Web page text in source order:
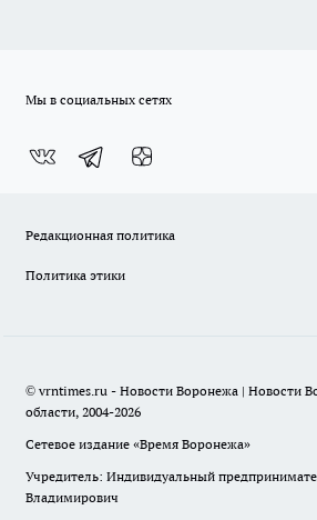
Мы в социальных сетях
Редакционная политика
Политика этики
© vrntimes.ru - Новости Воронежа | Новости
области, 2004-2026
Сетевое издание «Время Воронежа»
Учредитель: Индивидуальный
Владимирович